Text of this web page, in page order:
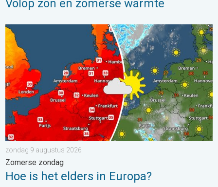
Volop zon en zomerse warmte
Hoe is het elders in Europa?. Zomerse zondag. . . zondag 9
zondag 9 augustus 2026
Zomerse zondag
Hoe is het elders in Europa?